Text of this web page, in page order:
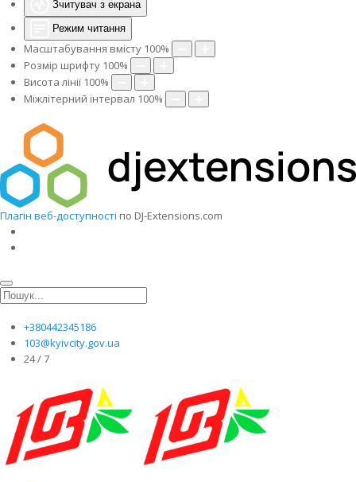
Зчитувач з екрана
Режим читання
Масштабування вмісту 100%
Розмір шрифту 100%
Висота лінії 100%
Міжлітерний інтервал 100%
Плагін веб-доступності по DJ-Extensions.com
+380442345186
103@kyivcity.gov.ua
24 / 7